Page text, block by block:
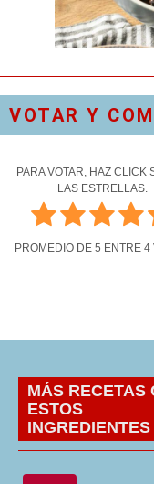
VOTAR Y
PARA VOTAR, HAZ CLICK
LAS ESTRELLAS.
PROMEDIO DE 5 ENTRE 4
MÁS RECETAS
ESTOS
INGREDIENTES